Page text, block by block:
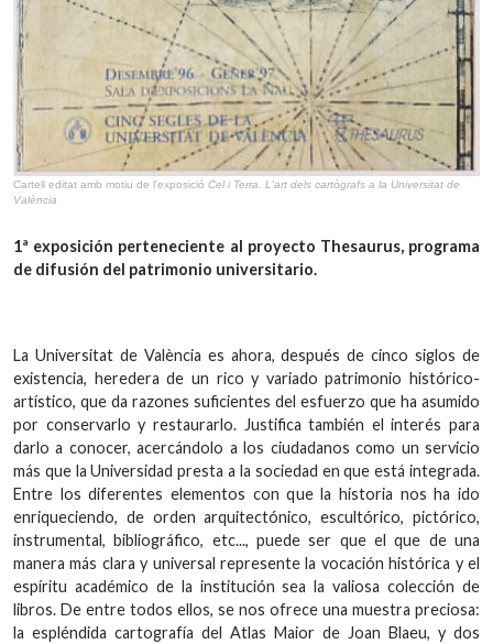
Cartell editat amb motiu de l'exposició Cel i Terra. L'art dels cartògrafs a la Universitat de
València
1ª exposición perteneciente al proyecto Thesaurus, programa
de difusión del patrimonio universitario.
La Universitat de València es ahora, después de cinco siglos de
existencia, heredera de un rico y variado patrimonio histórico-
artístico, que da razones suficientes del esfuerzo que ha asumido
por conservarlo y restaurarlo. Justifica también el interés para
darlo a conocer, acercándolo a los ciudadanos como un servicio
más que la Universidad presta a la sociedad en que está integrada.
Entre los diferentes elementos con que la historia nos ha ido
enriqueciendo, de orden arquitectónico, escultórico, pictórico,
instrumental, bibliográfico, etc..., puede ser que el que de una
manera más clara y universal represente la vocación histórica y el
espíritu académico de la institución sea la valiosa colección de
libros. De entre todos ellos, se nos ofrece una muestra preciosa:
la espléndida cartografía del Atlas Maior de Joan Blaeu, y dos